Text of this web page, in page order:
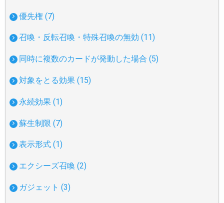
優先権 (7)
召喚・反転召喚・特殊召喚の無効 (11)
同時に複数のカードが発動した場合 (5)
対象をとる効果 (15)
永続効果 (1)
蘇生制限 (7)
表示形式 (1)
エクシーズ召喚 (2)
ガジェット (3)